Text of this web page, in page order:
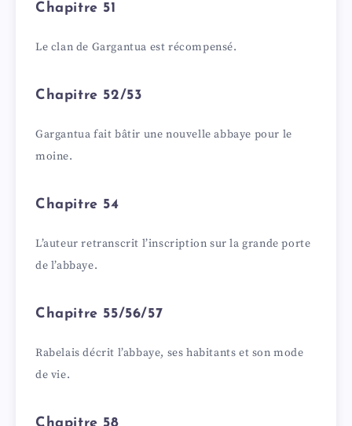
Chapitre 51
Le clan de Gargantua est récompensé.
Chapitre 52/53
Gargantua fait bâtir une nouvelle abbaye pour le
moine.
Chapitre 54
L’auteur retranscrit l’inscription sur la grande porte
de l’abbaye.
Chapitre 55/56/57
Rabelais décrit l’abbaye, ses habitants et son mode
de vie.